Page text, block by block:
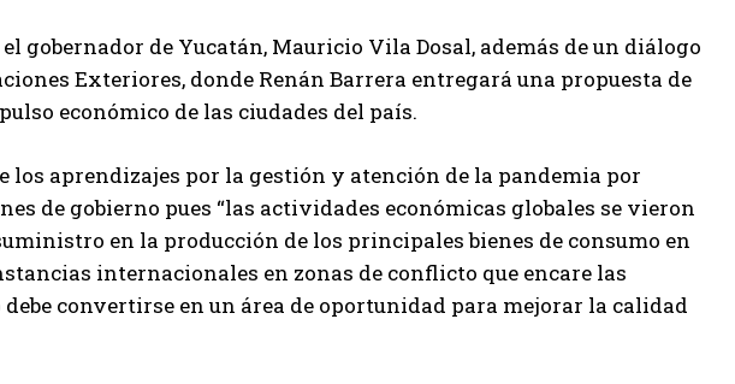
gobernador de Yucatán, Mauricio Vila Dosal, además de un diálogo
Exteriores, donde Renán Barrera entregará una propuesta de
económico de las ciudades del país.
aprendizajes por la gestión y atención de la pandemia por
de gobierno pues “las actividades económicas globales se vieron
en la producción de los principales bienes de consumo en
internacionales en zonas de conflicto que encare las
convertirse en un área de oportunidad para mejorar la calidad